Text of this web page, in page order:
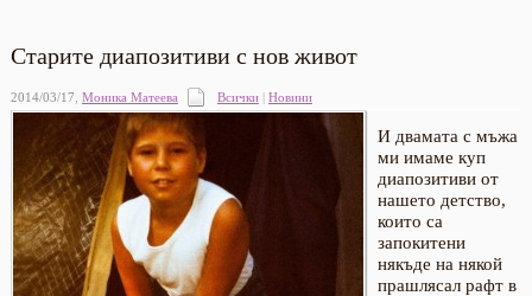
Старите диапозитиви с нов живот
2014/03/17 Моника Матеева Всички| Новини
И двамата с мъжа
ми имаме куп
диапозитиви от
нашето детство,
които са
запокитени
някъде на някой
прашлясал рафт в